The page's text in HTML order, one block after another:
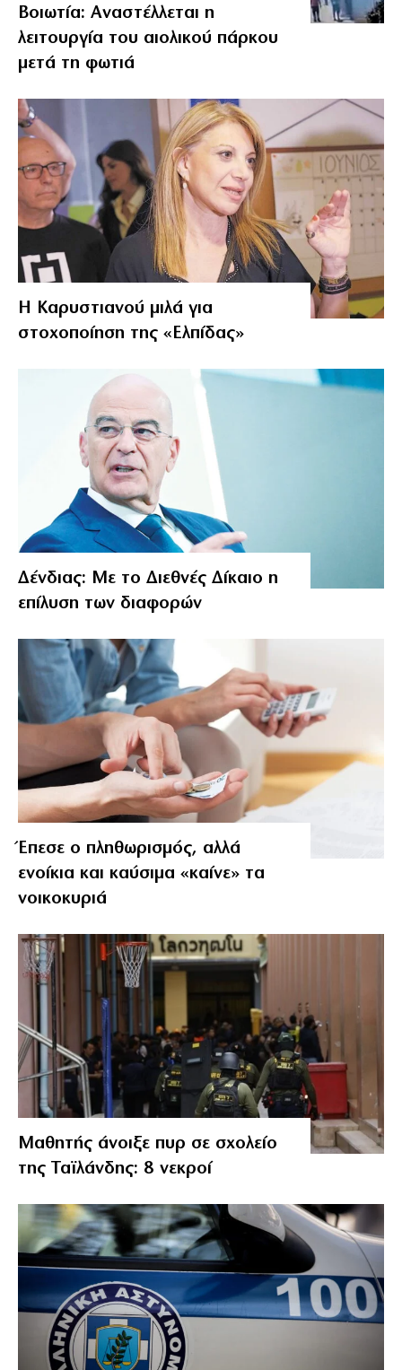
Βοιωτία: Αναστέλλεται η
λειτουργία του αιολικού πάρκου
μετά τη φωτιά
Η Καρυστιανού μιλά για
στοχοποίηση της «Ελπίδας»
Δένδιας: Με το Διεθνές Δίκαιο η
επίλυση των διαφορών
Έπεσε ο πληθωρισμός, αλλά
ενοίκια και καύσιμα «καίνε» τα
νοικοκυριά
Μαθητής άνοιξε πυρ σε σχολείο
της Ταϊλάνδης: 8 νεκροί